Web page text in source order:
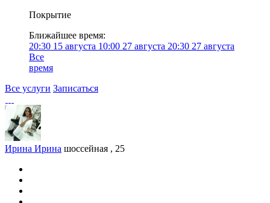
Покрытие
Ближайшее время:
20:30 15 августа 10:00 27 августа 20:30 27 августа
Все
время
Все услуги Записаться
Ирина Ирина шоссейная , 25